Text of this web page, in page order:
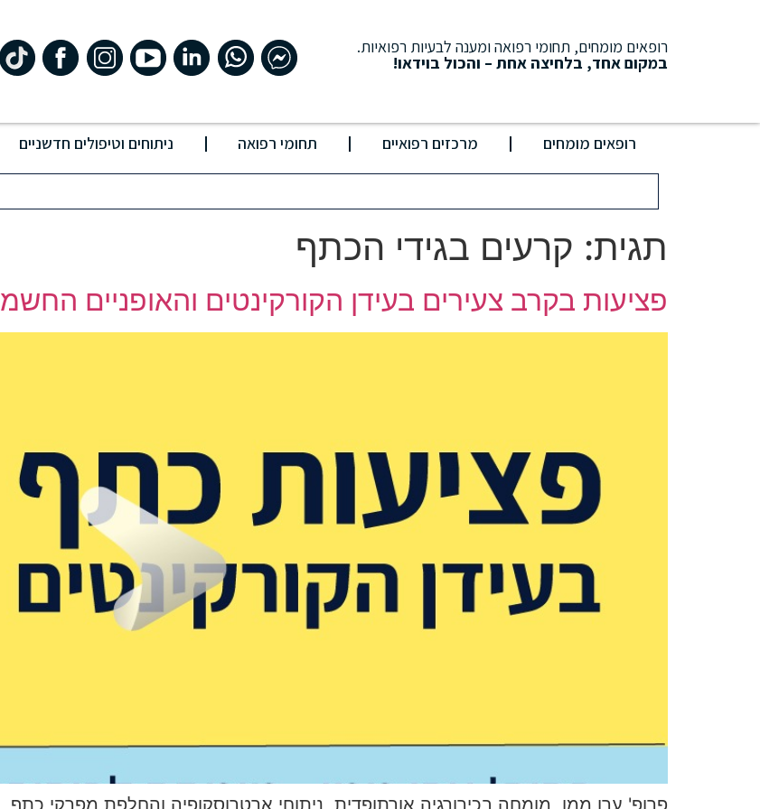
רופאים מומחים, תחומי רפואה ומענה לבעיות רפואיות.
במקום אחד, בלחיצה אחת – והכול בוידאו!
רופאים מומחים מרכזים רפואיים תחומי רפואה ניתוחים וטיפולים חדשניים
תגית: קרעים בגידי הכתף
פציעות בקרב צעירים בעידן הקורקינטים והאופניים